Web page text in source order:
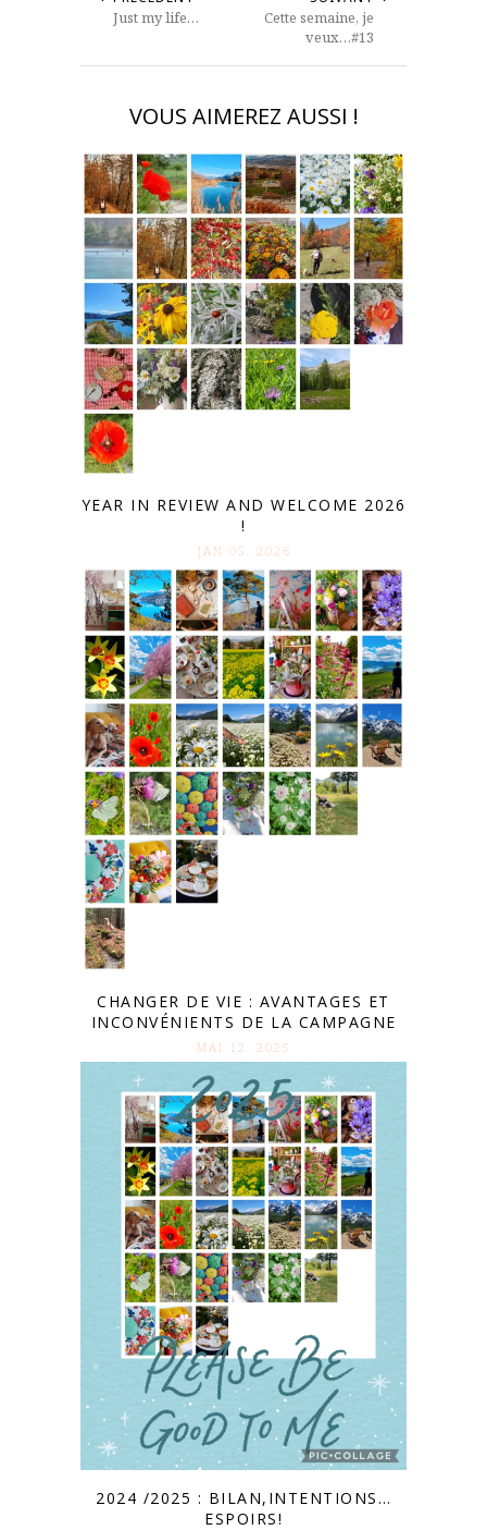
Just my life…
Cette semaine, je
veux…#13
VOUS AIMEREZ AUSSI !
YEAR IN REVIEW AND WELCOME 2026
!
JAN 05. 2026
CHANGER DE VIE : AVANTAGES ET
INCONVÉNIENTS DE LA CAMPAGNE
MAI 12. 2025
2024 /2025 : BILAN,INTENTIONS…
ESPOIRS!